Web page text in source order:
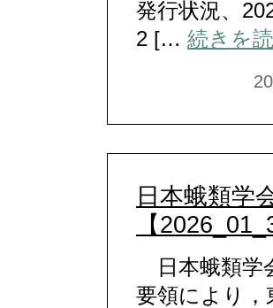
発行状況、
2 [… 続きを
日本蛾類学
【
日本蛾類学
要領により，